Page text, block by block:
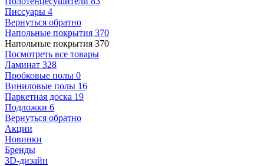
Писсуары 4
Вернуться обратно
Напольные покрытия 370
Напольные покрытия 370
Посмотреть все товары
Ламинат 328
Пробковые полы 0
Виниловые полы 16
Паркетная доска 19
Подложки 6
Вернуться обратно
Акции
Новинки
Бренды
3D-дизайн